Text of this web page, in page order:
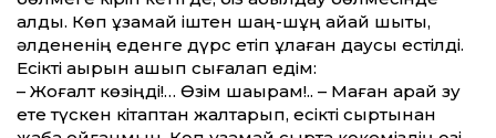
қалдық. Көп ұзамай іштен шаңқ-шұңқ айқай шықты,
әлдененің еденге дүрс етіп құлаған даусы естілді.
Есікті ақырын ашып сығалап едім:
– Жоғалт көзіңді!… Өзім шақырам!.. – Маған қарай зу
ете түскен кітаптан жалтарып, есікті сыртынан